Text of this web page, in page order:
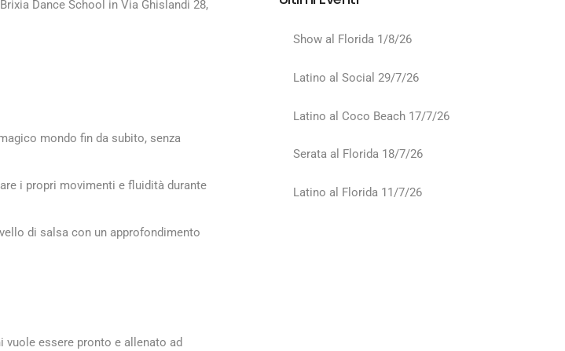
Dance School in Via Ghislandi 28,
mondo fin da subito, senza
i propri movimenti e fluidità durante
di salsa con un approfondimento
vuole essere pronto e allenato ad
Show al Florida 1/8/26
Latino al Social 29/7/26
Latino al Coco Beach 17/7/26
Serata al Florida 18/7/26
Latino al Florida 11/7/26